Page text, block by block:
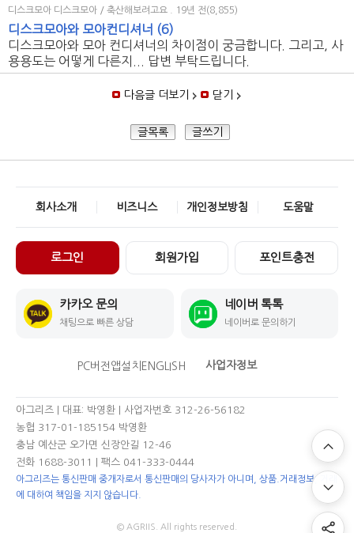
디스크모아 디스크모아 / 축산해보려고요 . 19년 전(8,855)
디스크모아와 모아컨디셔너 (6)
디스크모아와 모아 컨디셔너의 차이점이 궁금합니다. 그리고, 사
용용도는 어떻게 다른지... 답변 부탁드립니다.
다음글 더보기 닫기
글목록 글쓰기
회사소개 비즈니스 개인정보방침 도움말
로그인 회원가입 포인트충전
카카오 문의
채팅으로 빠른 상담
네이버 톡톡
네이버로 문의하기
PC버전 앱설치 ENGLISH 사업자정보
아그리즈 | 대표: 박영환 | 사업자번호 312-26-56182
농협 317-01-185154 박영환
충남 예산군 오가면 신장안길 12-46
전화 1688-3011
| 팩스 041-333-0444
아그리즈는 통신판매 중개자로서 통신판매의 당사자가 아니며, 상품.거래정보, 거래
에 대하여 책임을 지지 않습니다.
© AGRIIS. All rights reserved.